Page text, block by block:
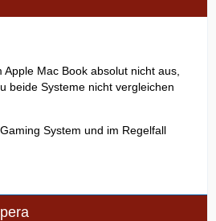
Mac Book absolut nicht aus,
beide Systeme nicht vergleichen
System und im Regelfall